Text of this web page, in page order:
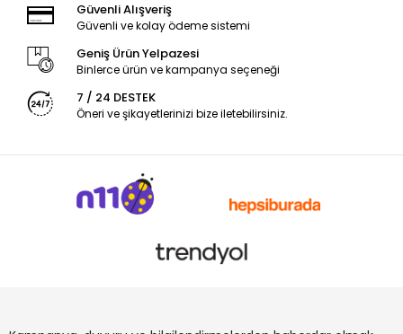
Güvenli Alışveriş
Güvenli ve kolay ödeme sistemi
Geniş Ürün Yelpazesi
Binlerce ürün ve kampanya seçeneği
7 / 24 DESTEK
Öneri ve şikayetlerinizi bize iletebilirsiniz.